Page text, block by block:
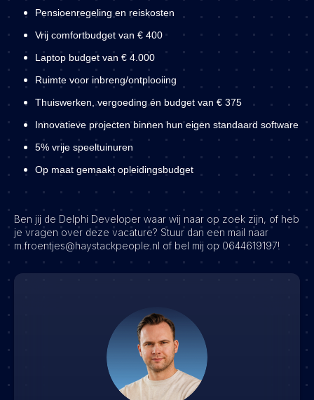
Pensioenregeling en reiskosten
Vrij comfortbudget van € 400
Laptop budget van € 4.000
Ruimte voor inbreng/ontplooiing
Thuiswerken, vergoeding én budget van € 375
Innovatieve projecten binnen hun eigen standaard software
5% vrije speeltuinuren
Op maat gemaakt opleidingsbudget
Ben jij de Delphi Developer waar wij naar op zoek zijn, of heb
je vragen over deze vacature? Stuur dan een mail naar
m.froentjes@haystackpeople.nl of bel mij op 0644619197!